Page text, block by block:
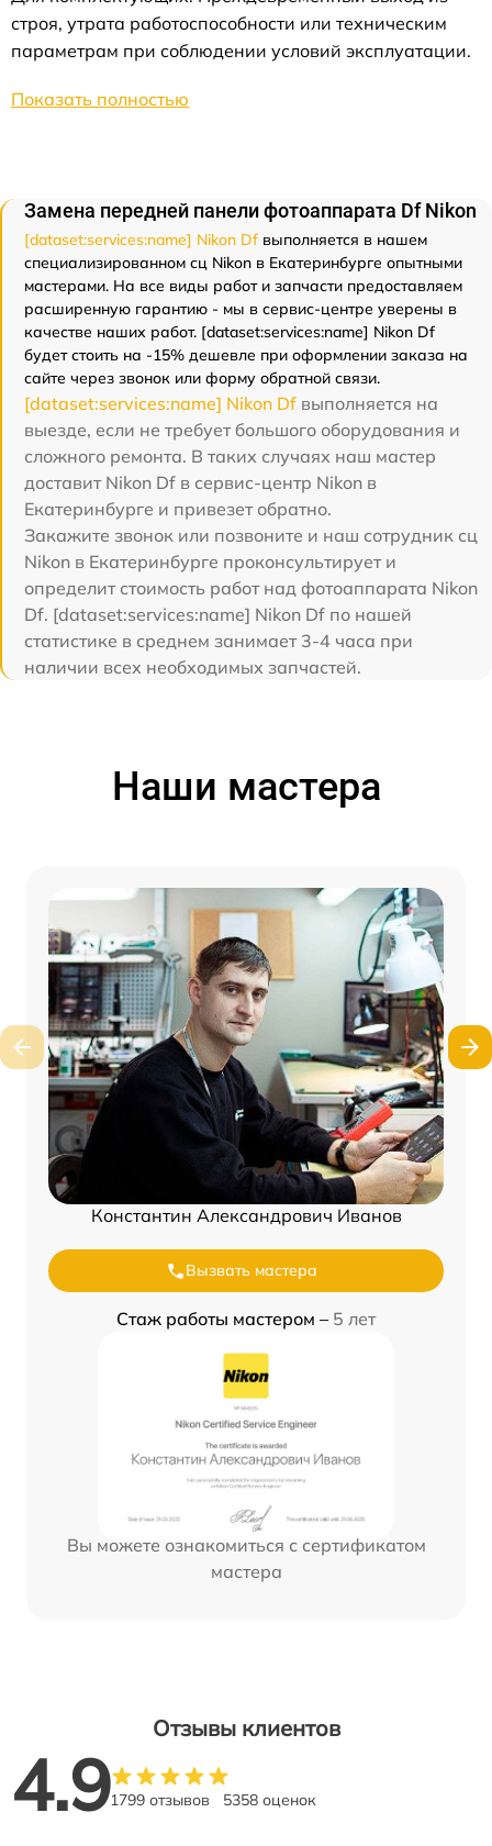
строя, утрата работоспособности или техническим
параметрам при соблюдении условий эксплуатации.
Показать полностью
Замена передней панели фотоаппарата Df Nikon
[dataset:services:name] Nikon Df выполняется в нашем
специализированном сц Nikon в Екатеринбурге опытными
мастерами. На все виды работ и запчасти предоставляем
расширенную гарантию - мы в сервис-центре уверены в
качестве наших работ. [dataset:services:name] Nikon Df
будет стоить на -15% дешевле при оформлении заказа на
сайте через звонок или форму обратной связи.
[dataset:services:name] Nikon Df выполняется на
выезде, если не требует большого оборудования и
сложного ремонта. В таких случаях наш мастер
доставит Nikon Df в сервис-центр Nikon в
Екатеринбурге и привезет обратно.
Закажите звонок или позвоните и наш сотрудник сц
Nikon в Екатеринбурге проконсультирует и
определит стоимость работ над фотоаппарата Nikon
Df. [dataset:services:name] Nikon Df по нашей
статистике в среднем занимает 3-4 часа при
наличии всех необходимых запчастей.
Наши мастера
Константин Александрович Иванов
Вызвать мастера
Стаж работы мастером – 5 лет
Вы можете ознакомиться с сертификатом
мастера
Отзывы клиентов
4.91799 отзывов 5358 оценок